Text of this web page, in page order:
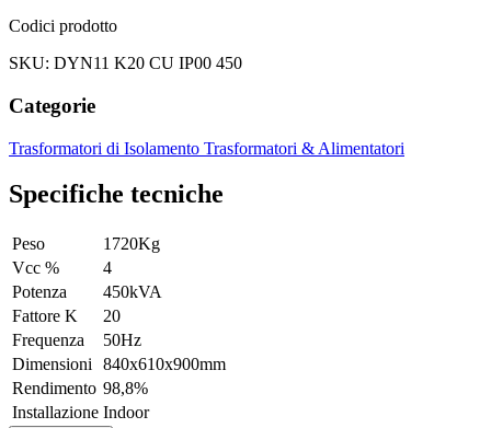
Codici prodotto
SKU: DYN11 K20 CU IP00 450
Categorie
Trasformatori di Isolamento Trasformatori & Alimentatori
Specifiche tecniche
Peso
1720Kg
Vcc %
4
Potenza
450kVA
Fattore K
20
Frequenza
50Hz
Dimensioni
840x610x900mm
Rendimento 98,8%
Installazione Indoor